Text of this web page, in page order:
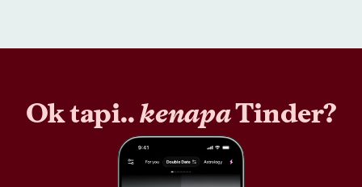
Ok tapi..kenapaTinder?